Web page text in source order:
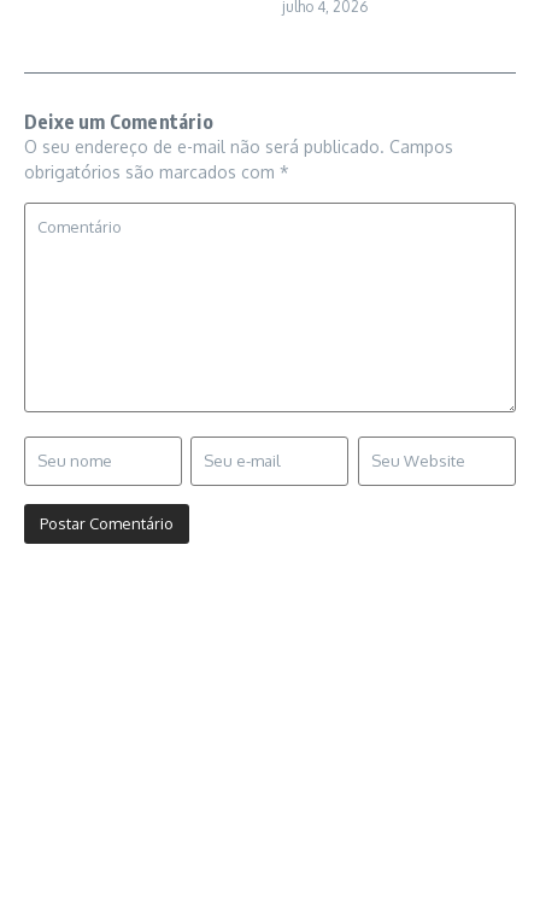
julho 4, 2026
Deixe um Comentário
O seu endereço de e-mail não será publicado. Campos
obrigatórios são marcados com *